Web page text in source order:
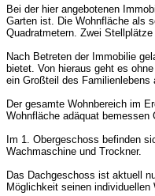
Bei der hier angebotenen
Garten ist. Die Wohnfläche als
Quadratmetern. Zwei
Nach Betreten der Immobilie
bietet. Von hieraus geht es
ein Großteil des Familienlebens
Der gesamte Wohnbereich im
Wohnfläche adäquat
Im 1. Obergeschoss befinden
Wachmaschine und Trockner.
Das Dachgeschoss ist aktuell
Möglichkeit seinen